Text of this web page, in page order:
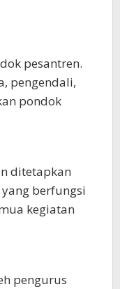
pesantren.
pengendali,
pondok
ditetapkan
berfungsi
kegiatan
pengurus